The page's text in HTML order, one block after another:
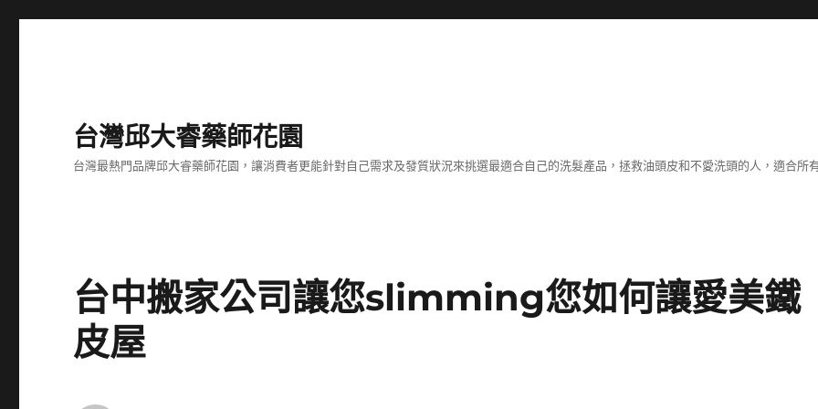
台灣邱大睿藥師花園
台灣最熱門品牌邱大睿藥師花園，讓消費者更能針對自己需求及發質狀況來挑選最適合自己的洗髮產品，拯救油頭皮和不愛洗頭的人，適合所
台中搬家公司讓您slimming您如何讓愛美鐵
皮屋